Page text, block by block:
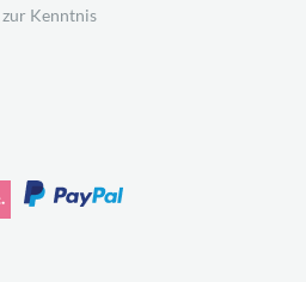
zur Kenntnis